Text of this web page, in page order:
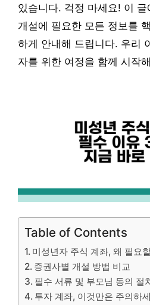
있습니다. 걱정 마세요! 이
개설에 필요한 모든 정보를
하게 안내해 드립니다. 우리
자를 위한 여정을 함께 시작
Table of Contents
미성년자 주식 계좌, 왜 필요
증권사별 개설 방법 비교
필수 서류 및 부모님 동의 절
투자 계좌, 이것만은 주의하